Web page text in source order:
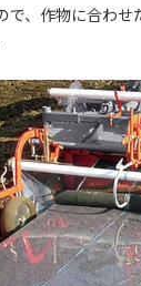
で、作物に合わせ